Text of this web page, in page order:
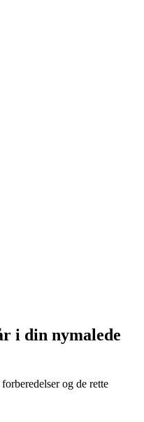
i din nymalede
og de rette